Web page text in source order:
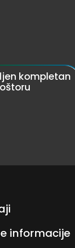
kompletan
informacije